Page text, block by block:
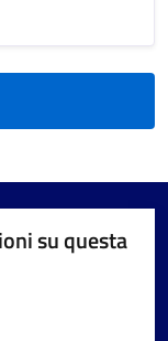
su questa